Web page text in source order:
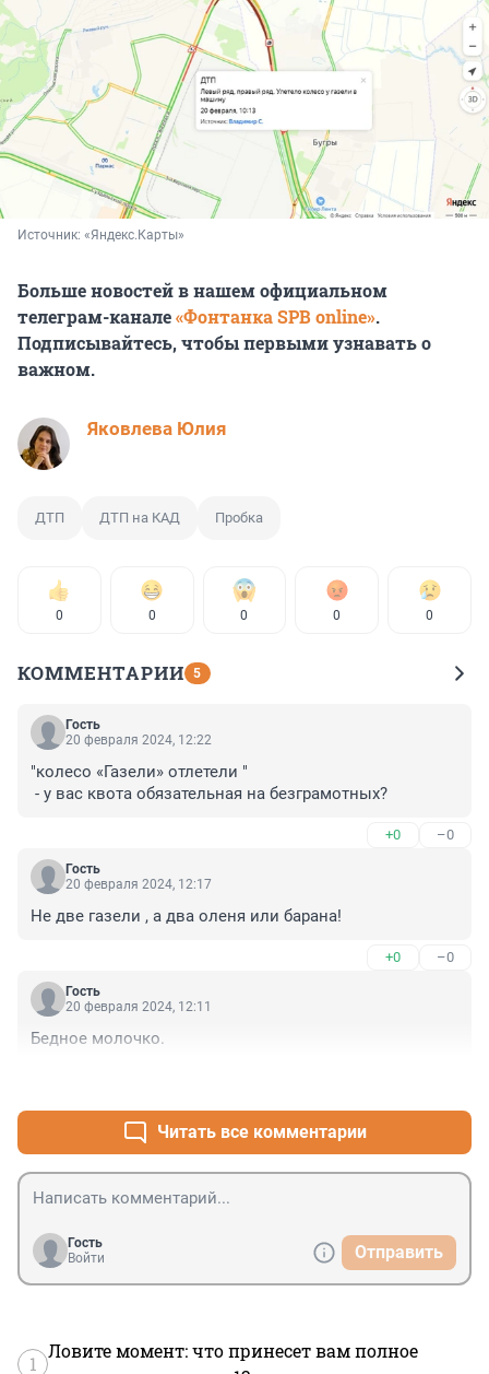
Источник: «Яндекс.Карты»
Больше новостей в нашем официальном
телеграм-канале«Фонтанка SPB online».
Подписывайтесь, чтобы первыми узнавать о
важном.
Яковлева Юлия
ДТП ДТП на КАД Пробка
0 0 0 0 0
КОММЕНТАРИИ 5
Гость
20 февраля 2024, 12:22
"колесо «Газели» отлетели "
- у вас квота обязательная на безграмотных?
+0 –0
Гость
20 февраля 2024, 12:17
Не две газели , а два оленя или барана!
+0 –0
Гость
20 февраля 2024, 12:11
Бедное молочко.
Читать все комментарии
Гость
Войти
Отправить
1
Ловите момент: что принесет вам полное